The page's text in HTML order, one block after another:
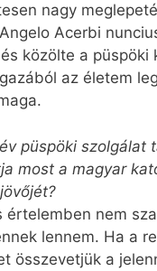
nagy
Acerbi
közölte a püspöki
az életem
püspöki szolgálat
most a magyar
értelemben nem
lennem. Ha a
összevetjük a